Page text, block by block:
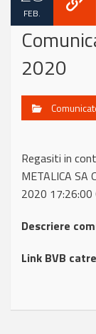
FEB.
2020
Regasiti in
METALICA SA
2020 17:26:00
Descriere
Link BVB